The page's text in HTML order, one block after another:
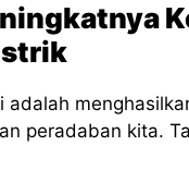
peradaban kita.